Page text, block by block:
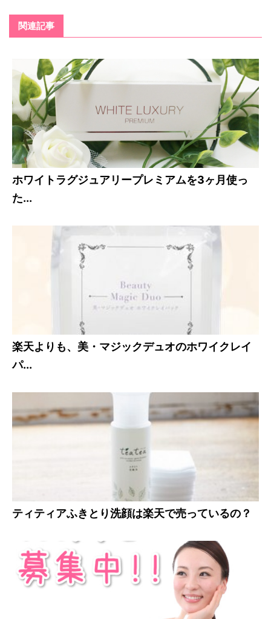
関連記事
ホワイトラグジュアリープレミアムを3ヶ月使っ
た...
楽天よりも、美・マジックデュオのホワイクレイ
パ...
ティティアふきとり洗顔は楽天で売っているの？